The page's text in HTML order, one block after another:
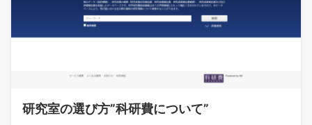
研究室の選び方”科研費について”